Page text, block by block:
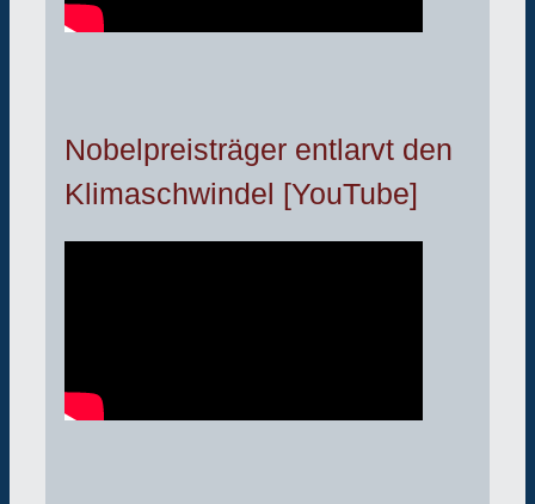
Nobelpreisträger entlarvt den
Klimaschwindel [YouTube]